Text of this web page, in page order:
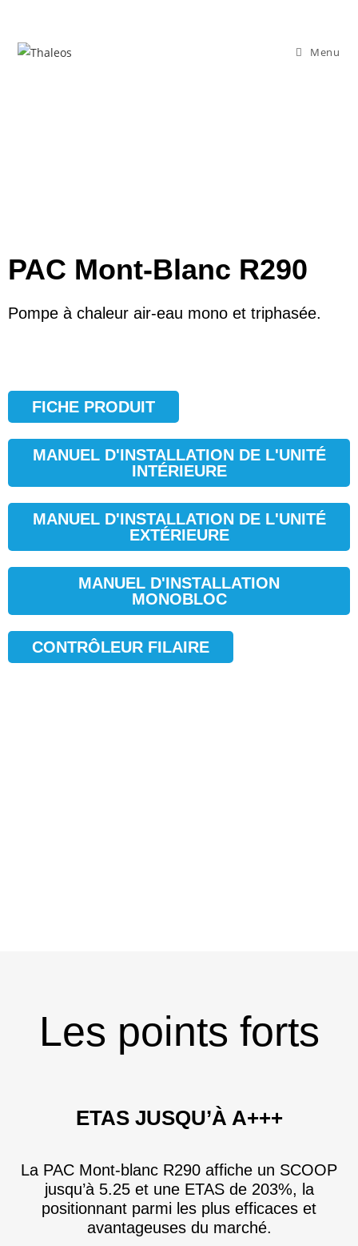
Menu
PAC Mont-Blanc R290
Pompe à chaleur air-eau mono et triphasée.
FICHE PRODUIT
MANUEL D'INSTALLATION DE L'UNITÉ
INTÉRIEURE
MANUEL D'INSTALLATION DE L'UNITÉ
EXTÉRIEURE
MANUEL D'INSTALLATION
MONOBLOC
CONTRÔLEUR FILAIRE
Les points forts
ETAS JUSQU’À A+++
La PAC Mont-blanc R290 affiche un SCOOP
jusqu’à 5.25 et une ETAS de 203%, la
positionnant parmi les plus efficaces et
avantageuses du marché.